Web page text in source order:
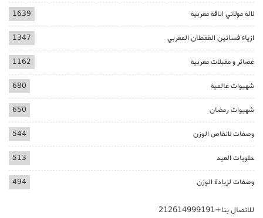
لالة مولاتي اناقة مغربية 1639
ازياء فساتين القفطان المغربي 1347
عصائر و مقبلات مغربية 1162
شهيوات عالمية 680
شهيوات رمضان 650
وصفات لانقاص الوزن 544
حلويات العيد 513
وصفات لزيادة الوزن 494
للاتصال بنا+212614999191